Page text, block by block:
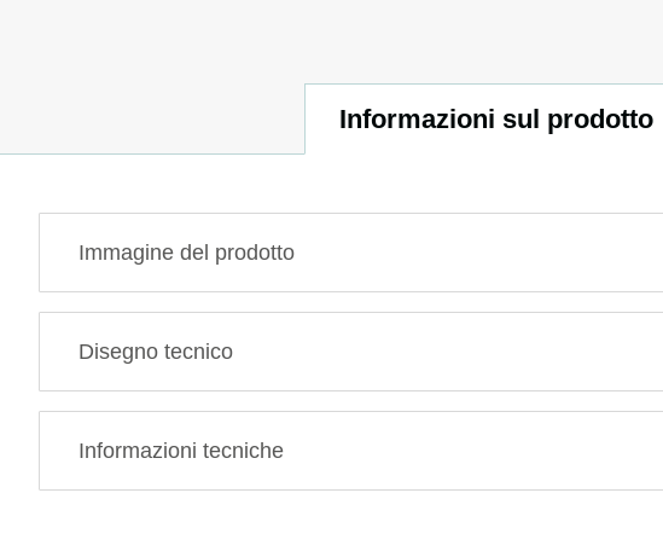
Informazioni sul prodotto
Immagine del prodotto
Disegno tecnico
Informazioni tecniche